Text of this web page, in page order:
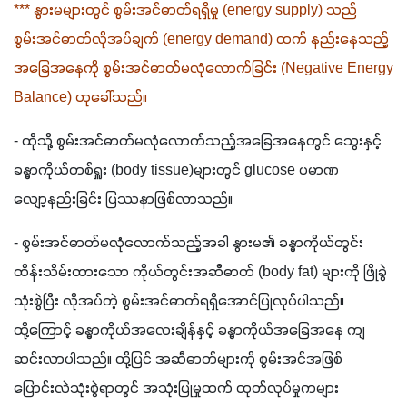
*** နွားမများတွင် စွမ်းအင်ဓာတ်ရရှိမှု (energy supply) သည်
စွမ်းအင်ဓာတ်လိုအပ်ချက် (energy demand) ထက် နည်းနေသည့်
အခြေအနေကို စွမ်းအင်ဓာတ်မလုံလောက်ခြင်း (Negative Energy
Balance) ဟုခေါ်သည်။
- ထိုသို့ စွမ်းအင်ဓာတ်မလုံလောက်သည့်အခြေအနေတွင် သွေးနှင့်
ခန္ဓာကိုယ်တစ်ရှူး (body tissue)များတွင် glucose ပမာဏ
လျော့နည်းခြင်း ပြဿနာဖြစ်လာသည်။
- စွမ်းအင်ဓာတ်မလုံလောက်သည့်အခါ နွားမ၏ ခန္ဓာကိုယ်တွင်း
ထိန်းသိမ်းထားသော ကိုယ်တွင်းအဆီဓာတ် (body fat) များကို ဖြိုခွဲ
သုံးစွဲပြီး လိုအပ်တဲ့ စွမ်းအင်ဓာတ်ရရှိအောင်ပြုလုပ်ပါသည်။
ထို့ကြောင့် ခန္ဓာကိုယ်အလေးချိန်နှင့် ခန္ဓာကိုယ်အခြေအနေ ကျ
ဆင်းလာပါသည်။ ထို့ပြင် အဆီဓာတ်များကို စွမ်းအင်အဖြစ်
ပြောင်းလဲသုံးစွဲရာတွင် အသုံးပြုမှုထက် ထုတ်လုပ်မှုကများ